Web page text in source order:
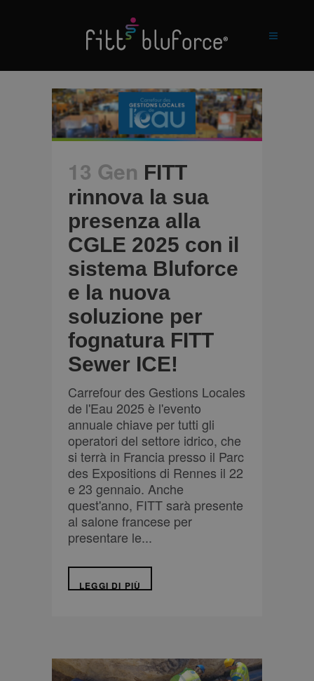
13 Gen FITT
rinnova la sua
presenza alla
CGLE 2025 con il
sistema Bluforce
e la nuova
soluzione per
fognatura FITT
Sewer ICE!
Carrefour des Gestions Locales
de l'Eau 2025 è l'evento
annuale chiave per tutti gli
operatori del settore idrico, che
si terrà in Francia presso il Parc
des Expositions di Rennes il 22
e 23 gennaio. Anche
quest'anno, FITT sarà presente
al salone francese per
presentare le...
LEGGI DI PIÙ